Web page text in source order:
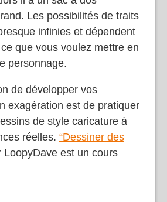
Les possibilités de traits
infinies et dépendent
que vous voulez mettre en
personnage.
de développer vos
exagération est de pratiquer
de style caricature à
réelles. “Dessiner des
LoopyDave est un cours